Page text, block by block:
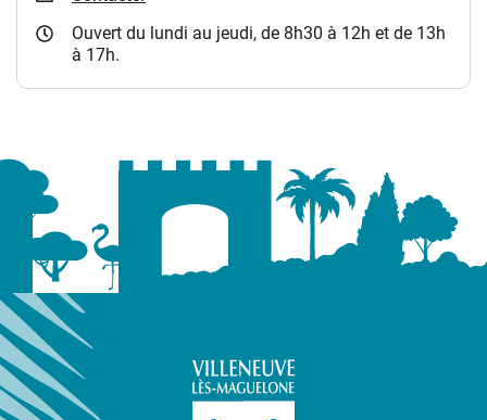
Ouvert du lundi au jeudi, de 8h30 à 12h et de 13h
à 17h.